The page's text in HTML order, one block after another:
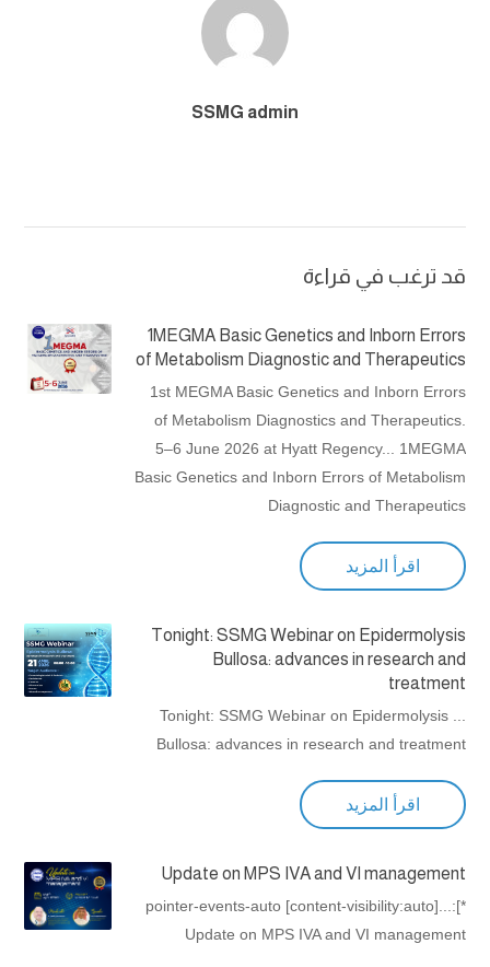
SSMG admin
قد ترغب في قراءة
1MEGMA Basic Genetics and Inborn Errors
of Metabolism Diagnostic and Therapeutics
1st MEGMA Basic Genetics and Inborn Errors
of Metabolism Diagnostics and Therapeutics.
5–6 June 2026 at Hyatt Regency... 1MEGMA
Basic Genetics and Inborn Errors of Metabolism
Diagnostic and Therapeutics
اقرأ المزيد
Tonight: SSMG Webinar on Epidermolysis
Bullosa: advances in research and
treatment
... Tonight: SSMG Webinar on Epidermolysis
Bullosa: advances in research and treatment
اقرأ المزيد
Update on MPS IVA and VI management
*]:pointer-events-auto [content-visibility:auto]...
Update on MPS IVA and VI management